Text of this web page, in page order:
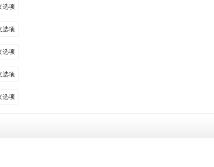
选项
选项
选项
选项
选项